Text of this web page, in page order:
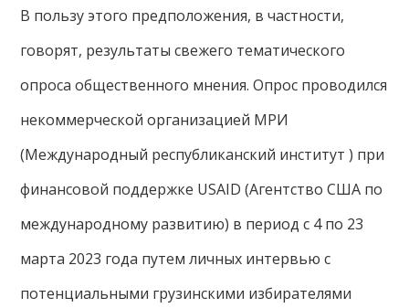
В пользу этого предположения, в частности,
говорят, результаты свежего тематического
опроса общественного мнения. Опрос проводился
некоммерческой организацией МРИ
(Международный республиканский институт ) при
финансовой поддержке USAID (Агентство США по
международному развитию) в период с 4 по 23
марта 2023 года путем личных интервью с
потенциальными грузинскими избирателями